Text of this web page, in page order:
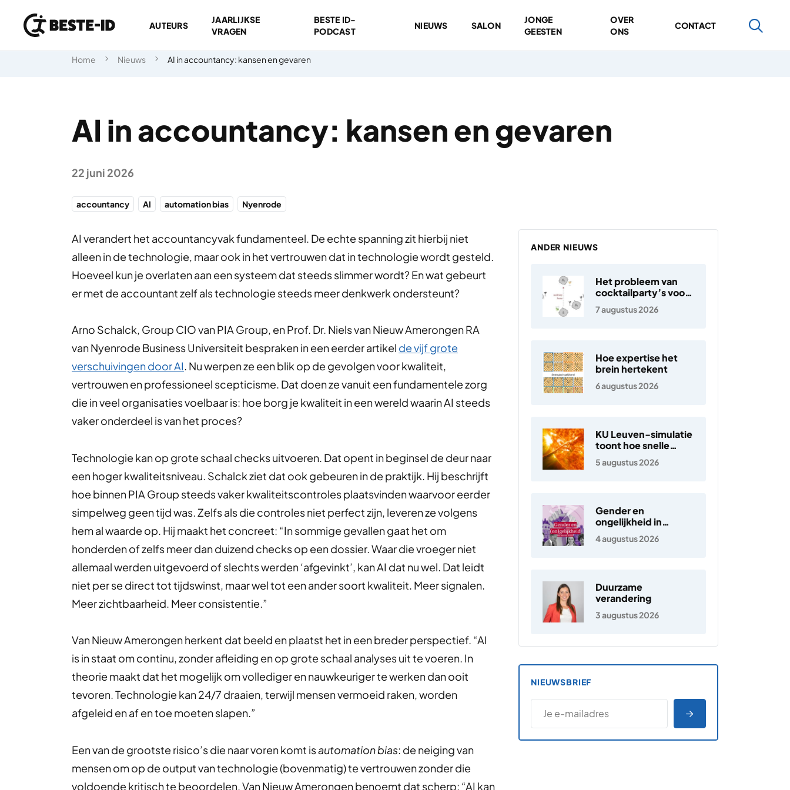
Ga naar inhoud
AUTEURS
JAARLIJKSE
VRAGEN
BESTE ID-
PODCAST
NIEUWS SALON
JONGE
GEESTEN
OVER
ONS
CONTACT
Home Nieuws AI in accountancy: kansen en gevaren
AI in accountancy: kansen en gevaren
22 juni 2026
accountancy AI automation bias Nyenrode
AI verandert het accountancyvak fundamenteel. De echte spanning zit hierbij niet
alleen in de technologie, maar ook in het vertrouwen dat in technologie wordt gesteld.
Hoeveel kun je overlaten aan een systeem dat steeds slimmer wordt? En wat gebeurt
er met de accountant zelf als technologie steeds meer denkwerk ondersteunt?
Arno Schalck, Group CIO van PIA Group, en Prof. Dr. Niels van Nieuw Amerongen RA
van Nyenrode Business Universiteit bespraken in een eerder artikel de vijf grote
verschuivingen door AI. Nu werpen ze een blik op de gevolgen voor kwaliteit,
vertrouwen en professioneel scepticisme. Dat doen ze vanuit een fundamentele zorg
die in veel organisaties voelbaar is: hoe borg je kwaliteit in een wereld waarin AI steeds
vaker onderdeel is van het proces?
Technologie kan op grote schaal checks uitvoeren. Dat opent in beginsel de deur naar
een hoger kwaliteitsniveau. Schalck ziet dat ook gebeuren in de praktijk. Hij beschrijft
hoe binnen PIA Group steeds vaker kwaliteitscontroles plaatsvinden waarvoor eerder
simpelweg geen tijd was. Zelfs als die controles niet perfect zijn, leveren ze volgens
hem al waarde op. Hij maakt het concreet: “In sommige gevallen gaat het om
honderden of zelfs meer dan duizend checks op een dossier. Waar die vroeger niet
allemaal werden uitgevoerd of slechts werden ‘afgevinkt’, kan AI dat nu wel. Dat leidt
niet per se direct tot tijdswinst, maar wel tot een ander soort kwaliteit. Meer signalen.
Meer zichtbaarheid. Meer consistentie.”
Van Nieuw Amerongen herkent dat beeld en plaatst het in een breder perspectief. “AI
is in staat om continu, zonder afleiding en op grote schaal analyses uit te voeren. In
theorie maakt dat het mogelijk om vollediger en nauwkeuriger te werken dan ooit
tevoren. Technologie kan 24/7 draaien, terwijl mensen vermoeid raken, worden
afgeleid en af en toe moeten slapen.”
Een van de grootste risico’s die naar voren komt isautomation bias: de neiging van
mensen om op de output van technologie (bovenmatig) te vertrouwen zonder die
voldoende kritisch te beoordelen. Van Nieuw Amerongen benoemt dat scherp: “AI kan
ANDER NIEUWS
Het probleem van
cocktailparty’s voor
hoortoestellen
7 augustus 2026
Hoe expertise het
brein hertekent
6 augustus 2026
KU Leuven-simulatie
toont hoe snelle
elektronen in de
zonnewind ontstaan
5 augustus 2026
Gender en
ongelijkheid in
Nederland
4 augustus 2026
Duurzame
verandering
3 augustus 2026
NIEUWSBRIEF
E-MAILADRES
*
AANMELDEN